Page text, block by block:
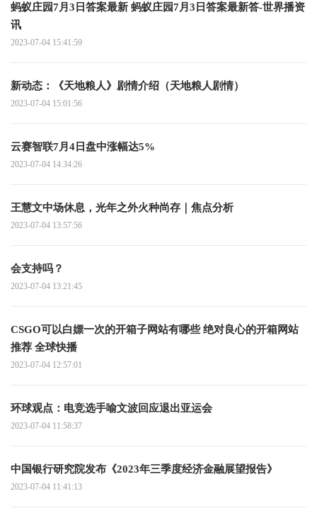
蚂蚁庄园7月3日答案最新 蚂蚁庄园7月3日答案最新答-世界播资
讯
2023-07-04 15:41:59
新动态：《天地粮人》剧情介绍（天地粮人剧情）
2023-07-04 15:01:56
云赛智联7月4日盘中涨幅达5%
2023-07-04 14:34:26
王慧文中场休息，光年之外火种尚存｜焦点分析
2023-07-04 13:57:56
会支持吗？
2023-07-04 13:21:45
CSGO可以白嫖一次的开箱子网站有哪些 绝对良心的开箱网站
推荐 全球快播
2023-07-04 12:57:01
环球观点：电竞选手喻文波回应退出亚运会
2023-07-04 11:58:37
中国银行研究院发布《2023年三季度经济金融展望报告》
2023-07-04 11:41:13